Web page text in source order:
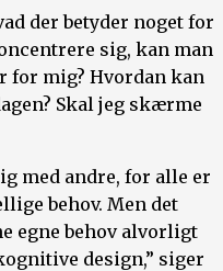
der betyder noget for
sig, kan man
for mig? Hvordan kan
Skal jeg skærme
med andre, for alle er
behov. Men det
egne behov alvorligt
design,” siger